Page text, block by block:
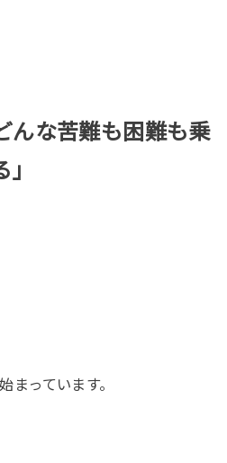
んな苦難も困難も乗
まっています。